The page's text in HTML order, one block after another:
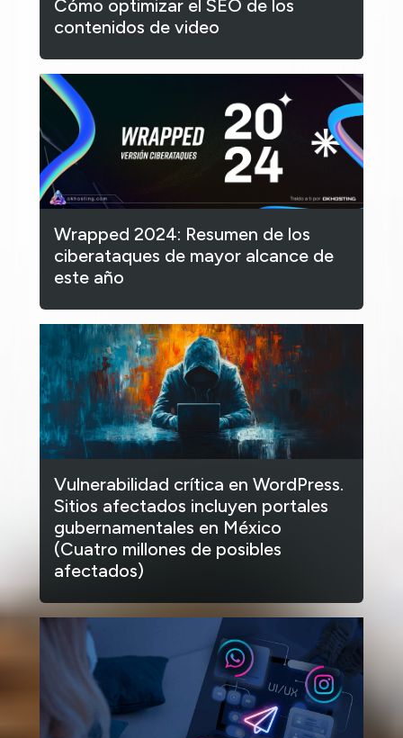
Cómo optimizar el SEO de los
contenidos de video
Wrapped 2024: Resumen de los
ciberataques de mayor alcance de
este año
Vulnerabilidad crítica en WordPress.
Sitios afectados incluyen portales
gubernamentales en México
(Cuatro millones de posibles
afectados)